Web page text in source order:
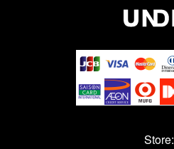
Store: